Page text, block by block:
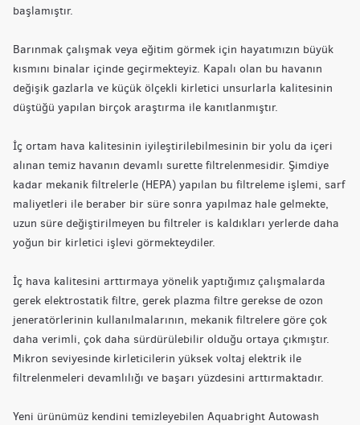
başlamıştır.
Barınmak çalışmak veya eğitim görmek için hayatımızın büyük
kısmını binalar içinde geçirmekteyiz. Kapalı olan bu havanın
değişik gazlarla ve küçük ölçekli kirletici unsurlarla kalitesinin
düştüğü yapılan birçok araştırma ile kanıtlanmıştır.
İç ortam hava kalitesinin iyileştirilebilmesinin bir yolu da içeri
alınan temiz havanın devamlı surette filtrelenmesidir. Şimdiye
kadar mekanik filtrelerle (HEPA) yapılan bu filtreleme işlemi, sarf
maliyetleri ile beraber bir süre sonra yapılmaz hale gelmekte,
uzun süre değiştirilmeyen bu filtreler is kaldıkları yerlerde daha
yoğun bir kirletici işlevi görmekteydiler.
İç hava kalitesini arttırmaya yönelik yaptığımız çalışmalarda
gerek elektrostatik filtre, gerek plazma filtre gerekse de ozon
jeneratörlerinin kullanılmalarının, mekanik filtrelere göre çok
daha verimli, çok daha sürdürülebilir olduğu ortaya çıkmıştır.
Mikron seviyesinde kirleticilerin yüksek voltaj elektrik ile
filtrelenmeleri devamlılığı ve başarı yüzdesini arttırmaktadır.
Yeni ürünümüz kendini temizleyebilen Aquabright Autowash